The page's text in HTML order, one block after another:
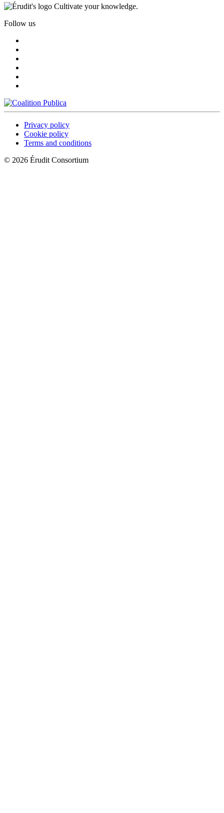
Cultivate your knowledge.
Follow us
Privacy policy
Cookie policy
Terms and conditions
© 2026 Érudit Consortium